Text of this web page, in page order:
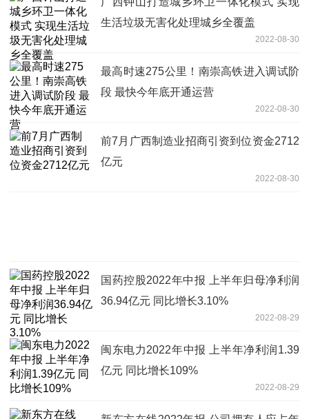
生活垃圾无害化处理城乡全覆盖
2022-08-30
最高时速275公里！南崇高铁进入调试阶
段 最快今年底开通运营
2022-08-30
前7月广西制造业招商引资到位资金2712
亿元
2022-08-30
国药控股2022年中报 上半年归母净利润
36.94亿元 同比增长3.10%
2022-08-29
闽东电力2022年中报 上半年净利润1.39
亿元 同比增长109%
2022-08-29